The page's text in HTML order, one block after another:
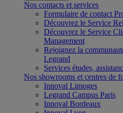
Nos contacts et services
Formulaire de contact
Découvrez le Service
Découvrez le Service
Management
Rejoignez la
Legrand
Services études,
Nos showrooms et centres de
Innoval Limoges
Legrand Campus Paris
Innoval Bordeaux